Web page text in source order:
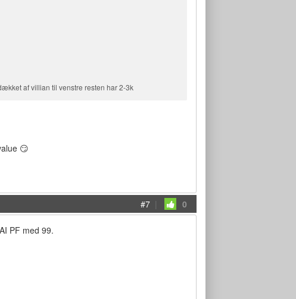
af villian til venstre resten har 2-3k
😏
#7 | 0
PF med 99.